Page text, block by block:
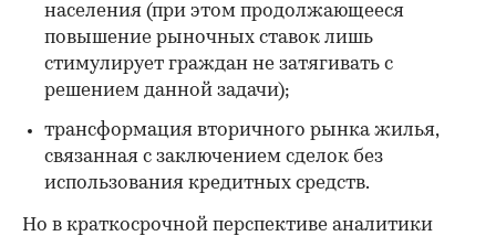
населения (при этом продолжающееся
повышение рыночных ставок лишь
стимулирует граждан не затягивать с
решением данной задачи);
трансформация вторичного рынка жилья,
связанная с заключением сделок без
использования кредитных средств.
Но в краткосрочной перспективе аналитики